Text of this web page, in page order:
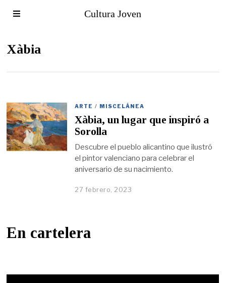
Cultura Joven
Xàbia
ARTE / MISCELÁNEA
Xàbia, un lugar que inspiró a
Sorolla
Descubre el pueblo alicantino que ilustró
el pintor valenciano para celebrar el
aniversario de su nacimiento.
27 febrero, 2023
En cartelera